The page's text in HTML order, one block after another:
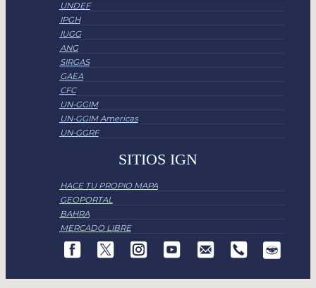
UNDEF
IPGH
IUGG
ANG
SIRGAS
GAEA
CFC
UN-GGIM
UN-GGIM Americas
UN-GGRF
SITIOS IGN
HACE TU PROPIO MAPA
GEOPORTAL
BAHRA
MERCADO LIBRE